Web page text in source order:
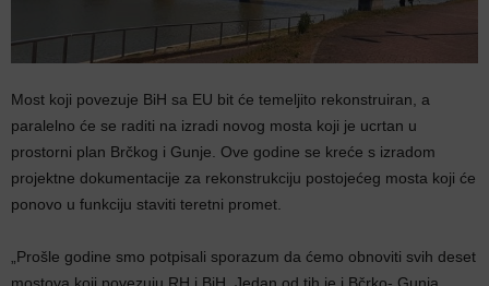
Most koji povezuje BiH sa EU bit će temeljito rekonstruiran, a
paralelno će se raditi na izradi novog mosta koji je ucrtan u
prostorni plan Brčkog i Gunje. Ove godine se kreće s izradom
projektne dokumentacije za rekonstrukciju postojećeg mosta koji će
ponovo u funkciju staviti teretni promet.
„Prošle godine smo potpisali sporazum da ćemo obnoviti svih deset
mostova koji povezuju RH i BiH. Jedan od tih je i Bčrko- Gunja.